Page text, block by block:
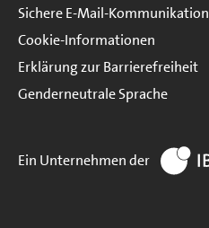
Sichere E-Mail-Kommunikation
Cookie-Informationen
Erklärung zur Barrierefreiheit
Genderneutrale Sprache
zur Website IBB Gruppe
Ein Unternehmen der